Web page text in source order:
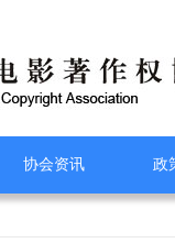
协会资讯 政